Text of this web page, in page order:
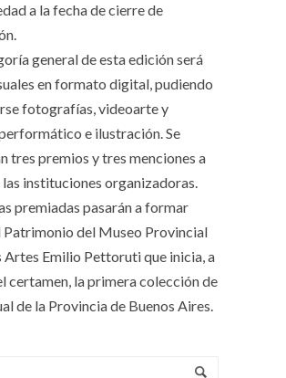
a la fecha de cierre de
general de esta edición será
en formato digital, pudiendo
fotografías, videoarte y
e ilustración. Se
tres premios y tres menciones a
instituciones organizadoras.
premiadas pasarán a formar
Patrimonio del Museo Provincial
Artes Emilio Pettoruti que inicia, a
certamen, la primera colección de
de la Provincia de Buenos Aires.